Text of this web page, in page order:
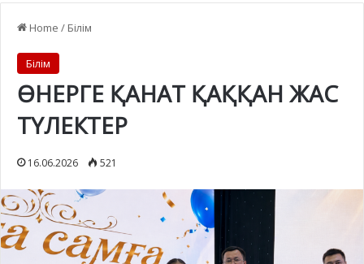
Home / Білім
Білім
ӨНЕРГЕ ҚАНАТ ҚАҚҚАН ЖАС
ТҮЛЕКТЕР
16.06.2026 521